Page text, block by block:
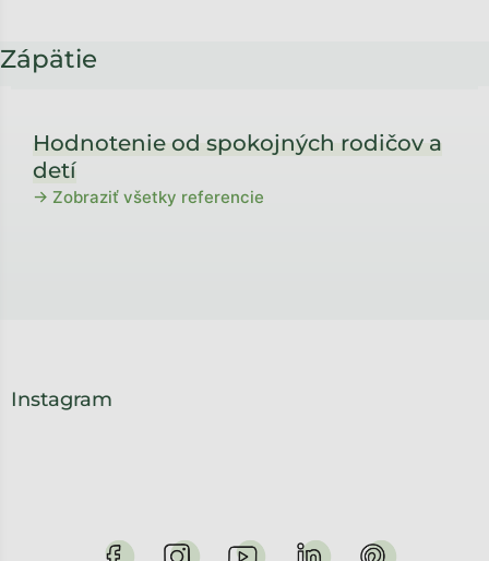
Zápätie
Hodnotenie od spokojných rodičov a
detí
→ Zobraziť všetky referencie
Instagram